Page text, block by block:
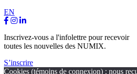
EN
Inscrivez-vous a l'infolettre pour recevoir
toutes les nouvelles des NUMIX.
S’inscrire
Cookies (témoins de connexion) : nous